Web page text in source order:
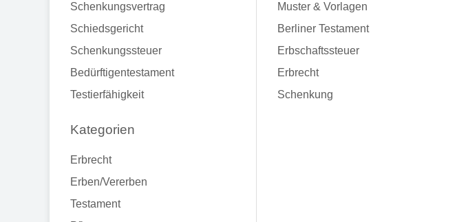
Schenkungsvertrag
Schiedsgericht
Schenkungssteuer
Bedürftigentestament
Testierfähigkeit
Kategorien
Erbrecht
Erben/Vererben
Testament
Muster & Vorlagen
Berliner Testament
Erbschaftssteuer
Erbrecht
Schenkung